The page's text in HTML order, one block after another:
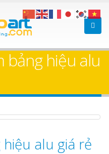
bảng hiệu alu
alu giá rẻ
Làm Biển
Làm bảng
Thuận An